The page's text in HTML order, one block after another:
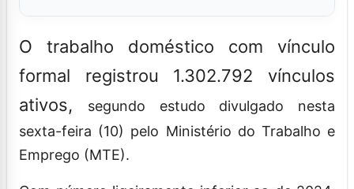
O trabalho doméstico com vínculo
formal registrou 1.302.792 vínculos
ativos,
segundo estudo divulgado nesta
sexta-feira (10) pelo Ministério do Trabalho e
Emprego (MTE).